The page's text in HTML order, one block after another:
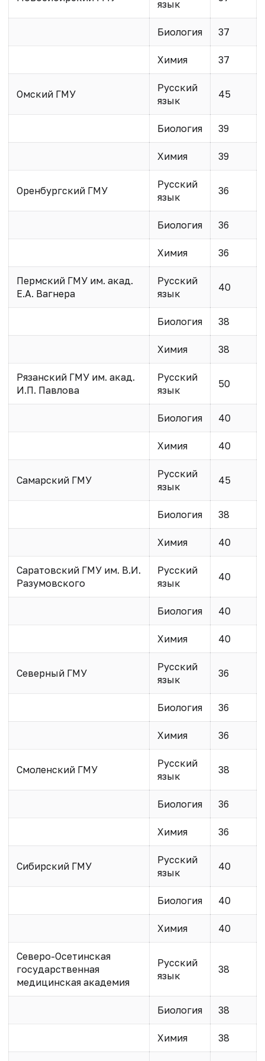
язык
Биология 37
Химия 37
Омский ГМУ
Русский
язык
45
Биология 39
Химия 39
Оренбургский ГМУ
Русский
язык
36
Биология 36
Химия 36
Пермский ГМУ им. акад.
Е.А. Вагнера
Русский
язык
40
Биология 38
Химия 38
Рязанский ГМУ им. акад.
И.П. Павлова
Русский
язык
50
Биология 40
Химия 40
Самарский ГМУ
Русский
язык
45
Биология 38
Химия 40
Саратовский ГМУ им. В.И.
Разумовского
Русский
язык
40
Биология 40
Химия 40
Северный ГМУ
Русский
язык
36
Биология 36
Химия 36
Смоленский ГМУ
Русский
язык
38
Биология 36
Химия 36
Сибирский ГМУ
Русский
язык
40
Биология 40
Химия 40
Северо-Осетинская
государственная
медицинская академия
Русский
язык
38
Биология 38
Химия 38